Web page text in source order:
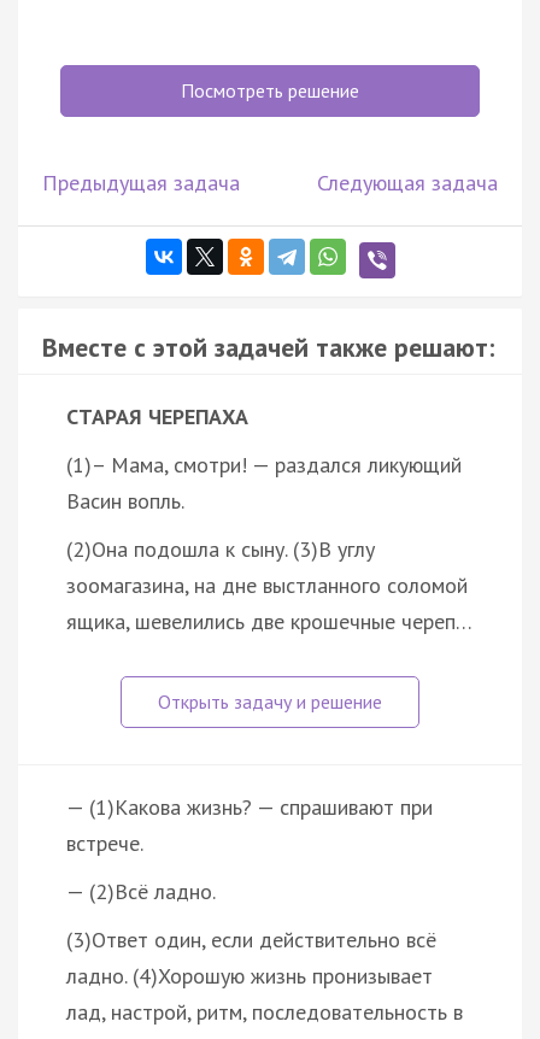
Посмотреть решение
Предыдущая задача Следующая задача
Вместе с этой задачей также решают:
СТАРАЯ ЧЕРЕПАХА
(1)– Мама, смотри! — раздался ликующий
Васин вопль.
(2)Она подошла к сыну. (3)В углу
зоомагазина, на дне выстланного соломой
ящика, шевелились две крошечные череп…
— (1)Какова жизнь? — спрашивают при
встрече.
— (2)Всё ладно.
(3)Ответ один, если действительно всё
ладно. (4)Хорошую жизнь пронизывает
лад, настрой, ритм, последовательность в